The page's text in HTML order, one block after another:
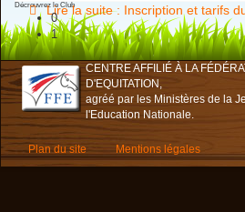
Décrouvrez le Club
0
1
Lire la suite : Inscription et tarifs
CENTRE AFFILIÉ À LA
D'EQUITATION,
agréé par les Ministères de la
l'Education Nationale.
Plan du site Mentions légales